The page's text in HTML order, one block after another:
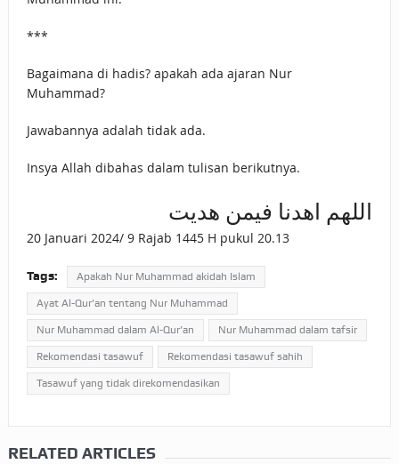
***
Bagaimana di hadis? apakah ada ajaran Nur
Muhammad?
Jawabannya adalah tidak ada.
Insya Allah dibahas dalam tulisan berikutnya.
اللهم اهدنا فيمن هديت
20 Januari 2024/ 9 Rajab 1445 H pukul 20.13
Tags: Apakah Nur Muhammad akidah Islam
Ayat Al-Qur’an tentang Nur Muhammad
Nur Muhammad dalam Al-Qur’an Nur Muhammad dalam tafsir
Rekomendasi tasawuf Rekomendasi tasawuf sahih
Tasawuf yang tidak direkomendasikan
RELATED ARTICLES